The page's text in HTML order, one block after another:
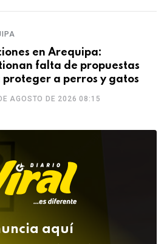
en Arequipa:
falta de propuestas
proteger a perros y gatos
AGOSTO DE 2026 08:15
aquí